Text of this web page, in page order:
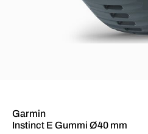
Garmin
Instinct E Gummi Ø40 mm